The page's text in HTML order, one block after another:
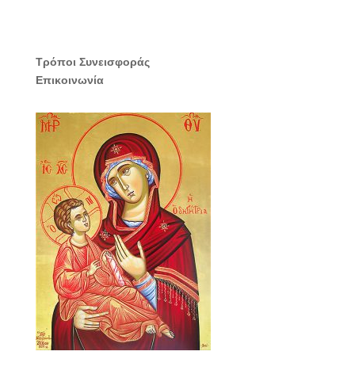
Τρόποι Συνεισφοράς
Επικοινωνία